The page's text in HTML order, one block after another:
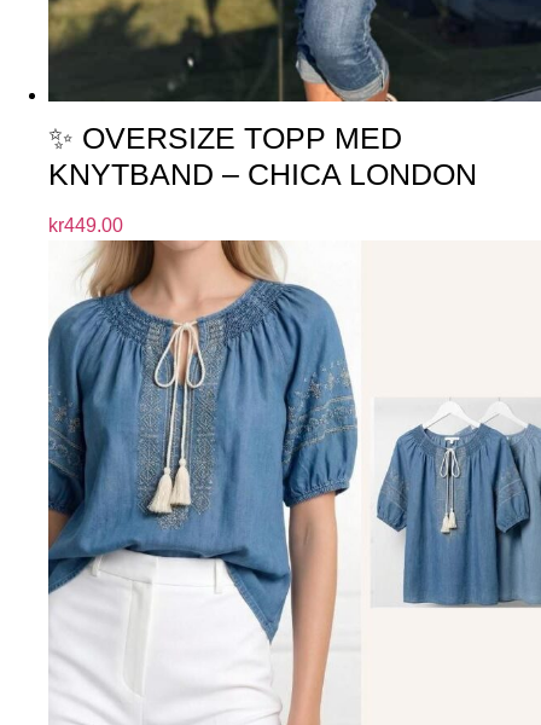
✨ OVERSIZE TOPP MED
KNYTBAND – CHICA LONDON
kr449.00